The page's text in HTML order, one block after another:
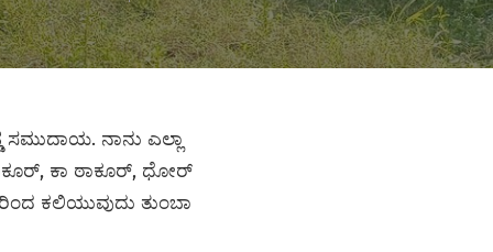
ಸಮುದಾಯ. ನಾನು ಎಲ್ಲಾ
ಕಾ ಠಾಕೂರ್, ಧೋರ್
ಕಲಿಯುವುದು ತುಂಬಾ